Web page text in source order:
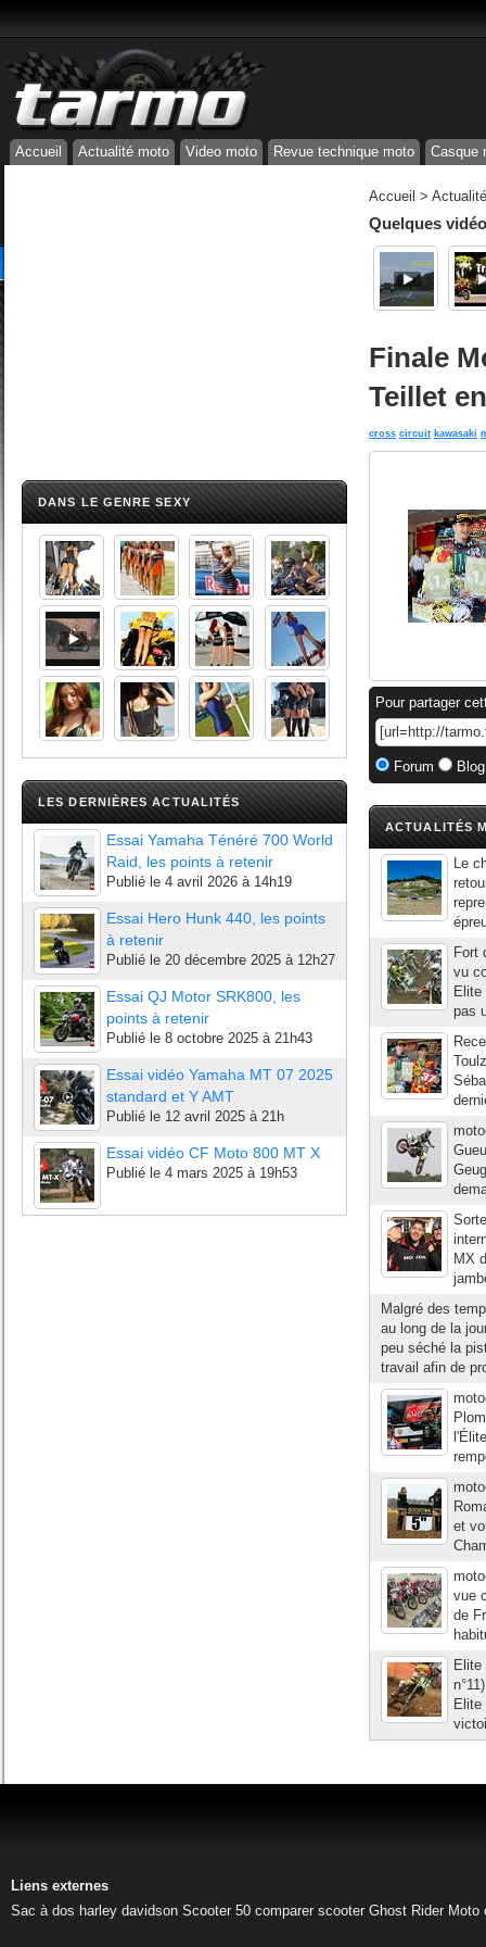
Accueil Actualité moto Video moto Revue technique moto Casque
DANS LE GENRE SEXY
LES DERNIÈRES ACTUALITÉS
Essai Yamaha Ténéré 700 World
Raid, les points à retenir
Publié le 4 avril 2026 à 14h19
Essai Hero Hunk 440, les points
à retenir
Publié le 20 décembre 2025 à 12h27
Essai QJ Motor SRK800, les
points à retenir
Publié le 8 octobre 2025 à 21h43
Essai vidéo Yamaha MT 07 2025
standard et Y AMT
Publié le 12 avril 2025 à 21h
Essai vidéo CF Moto 800 MT X
Publié le 4 mars 2025 à 19h53
Accueil >
Quelques
Finale
Teillet
cross circuit kawasaki
Pour partager
Forum
ACTUALITÉS
Le
Fort
vu
pas
MX
Malgré des
au long de la
peu séché la
travail afin de
et
vue
de
Elite
Liens externes
Sac à dos harley davidson Scooter 50 comparer scooter Ghost Rider Moto